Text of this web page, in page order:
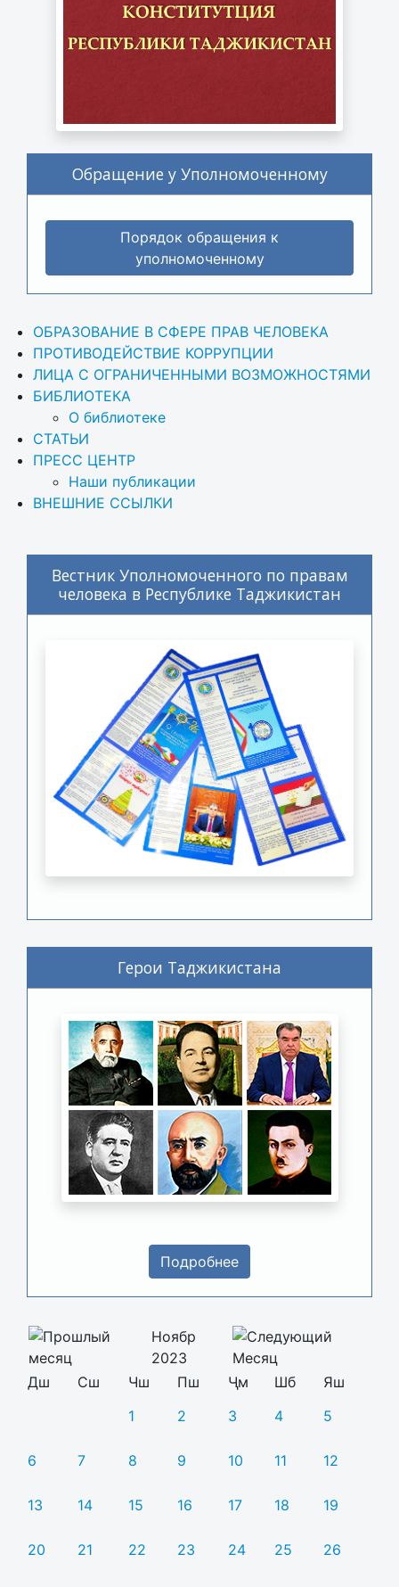
Обращение у Уполномоченному
Порядок обращения к
уполномоченному
ОБРАЗОВАНИЕ В СФЕРЕ ПРАВ ЧЕЛОВЕКА
ПРОТИВОДЕЙСТВИЕ КОРРУПЦИИ
ЛИЦА С ОГРАНИЧЕННЫМИ ВОЗМОЖНОСТЯМИ
БИБЛИОТЕКА
О библиотеке
СТАТЬИ
ПРЕСС ЦЕНТР
Наши публикации
ВНЕШНИЕ ССЫЛКИ
Вестник Уполномоченного по правам
человека в Республике Таджикистан
Герои Таджикистана
Подробнее
Ноябр
2023
Дш
Сш Чш Пш Ҷм Шб
Яш
1
2 3 4 5
6 7 8 9 10 11 12
13 14 15 16 17 18 19
20 21 22 23 24 25 26